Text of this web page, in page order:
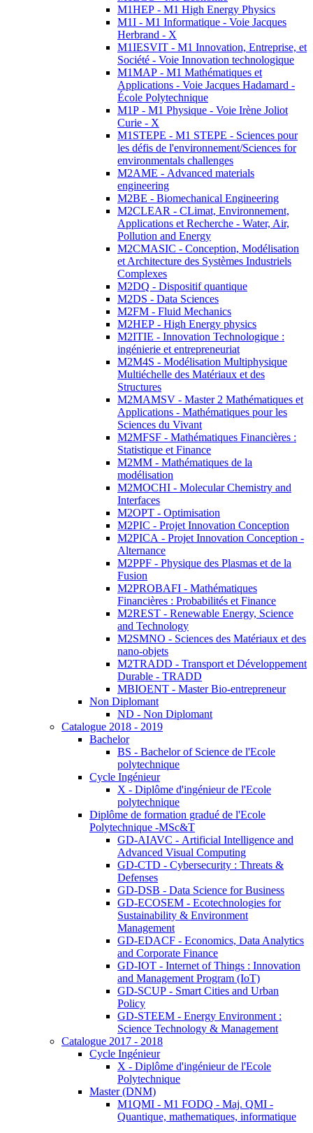
M1HEP - M1 High Energy Physics
M1I - M1 Informatique - Voie Jacques
Herbrand - X
M1IESVIT - M1 Innovation, Entreprise, et
Société - Voie Innovation technologique
M1MAP - M1 Mathématiques et
Applications - Voie Jacques Hadamard -
École Polytechnique
M1P - M1 Physique - Voie Irène Joliot
Curie - X
M1STEPE - M1 STEPE - Sciences pour
les défis de l'environnement/Sciences for
environmentals challenges
M2AME - Advanced materials
engineering
M2BE - Biomechanical Engineering
M2CLEAR - CLimat, Environnement,
Applications et Recherche - Water, Air,
Pollution and Energy
M2CMASIC - Conception, Modélisation
et Architecture des Systèmes Industriels
Complexes
M2DQ - Dispositif quantique
M2DS - Data Sciences
M2FM - Fluid Mechanics
M2HEP - High Energy physics
M2ITIE - Innovation Technologique :
ingénierie et entrepreneuriat
M2M4S - Modélisation Multiphysique
Multiéchelle des Matériaux et des
Structures
M2MAMSV - Master 2 Mathématiques et
Applications - Mathématiques pour les
Sciences du Vivant
M2MFSF - Mathématiques Financières :
Statistique et Finance
M2MM - Mathématiques de la
modélisation
M2MOCHI - Molecular Chemistry and
Interfaces
M2OPT - Optimisation
M2PIC - Projet Innovation Conception
M2PICA - Projet Innovation Conception -
Alternance
M2PPF - Physique des Plasmas et de la
Fusion
M2PROBAFI - Mathématiques
Financières : Probabilités et Finance
M2REST - Renewable Energy, Science
and Technology
M2SMNO - Sciences des Matériaux et des
nano-objets
M2TRADD - Transport et Développement
Durable - TRADD
MBIOENT - Master Bio-entrepreneur
Non Diplomant
ND - Non Diplomant
Catalogue 2018 - 2019
Bachelor
BS - Bachelor of Science de l'Ecole
polytechnique
Cycle Ingénieur
X - Diplôme d'ingénieur de l'Ecole
polytechnique
Diplôme de formation gradué de l'Ecole
Polytechnique -MSc&T
GD-AIAVC - Artificial Intelligence and
Advanced Visual Computing
GD-CTD - Cybersecurity : Threats &
Defenses
GD-DSB - Data Science for Business
GD-ECOSEM - Ecotechnologies for
Sustainability & Environment
Management
GD-EDACF - Economics, Data Analytics
and Corporate Finance
GD-IOT - Internet of Things : Innovation
and Management Program (IoT)
GD-SCUP - Smart Cities and Urban
Policy
GD-STEEM - Energy Environment :
Science Technology & Management
Catalogue 2017 - 2018
Cycle Ingénieur
X - Diplôme d'ingénieur de l'Ecole
Polytechnique
Master (DNM)
M1QMI - M1 FODQ - Maj. QMI -
Quantique, mathematiques, informatique